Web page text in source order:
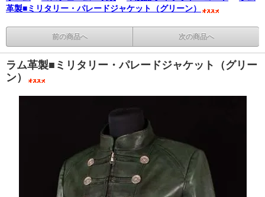
革製■ミリタリー・パレードジャケット（グリーン）
前の商品へ 次の商品へ
ラム革製■ミリタリー・パレードジャケット（グリー
ン）